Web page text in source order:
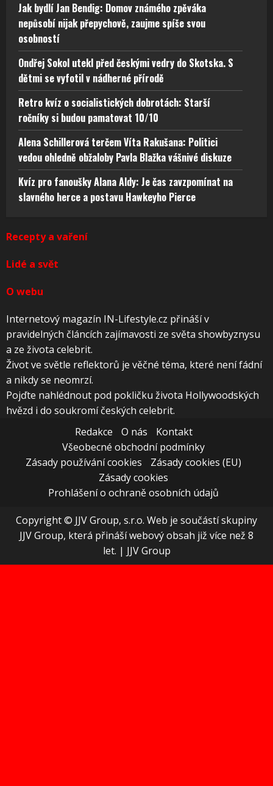
Jak bydlí Jan Bendig: Domov známého zpěváka
nepůsobí nijak přepychově, zaujme spíše svou
osobností
Ondřej Sokol utekl před českými vedry do Skotska. S
dětmi se vyfotil v nádherné přírodě
Retro kvíz o socialistických dobrotách: Starší
ročníky si budou pamatovat 10/10
Alena Schillerová terčem Víta Rakušana: Politici
vedou ohledně obžaloby Pavla Blažka vášnivé diskuze
Kvíz pro fanoušky Alana Aldy: Je čas zavzpomínat na
slavného herce a postavu Hawkeyho Pierce
Recepty a vaření
Lidé a svět
O webu
Internetový magazín IN-Lifestyle.cz přináší v
pravidelných článcích zajímavosti ze světa showbyznysu
a ze života celebrit.
Život ve světle reflektorů je věčné téma, které není fádní
a nikdy se neomrzí.
Pojďte nahlédnout pod pokličku života Hollywoodských
hvězd i do soukromí českých celebrit.
Redakce
O nás
Kontakt
Všeobecné obchodní podmínky
Zásady používání cookies
Zásady cookies (EU)
Zásady cookies
Prohlášení o ochraně osobních údajů
Copyright © JJV Group, s.r.o. Web je součástí skupiny
JJV Group, která přináší webový obsah již více než 8
let. | JJV Group